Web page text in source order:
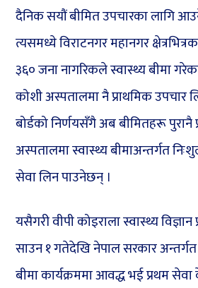
दैनिक सयौं बीमित उपचारका लागि
त्यसमध्ये विराटनगर महानगर
३६० जना नागरिकले स्वास्थ्य बीमा
कोशी अस्पतालमा नै प्राथमिक उपचार
बोर्डको निर्णयसँगै अब बीमितहरू
अस्पतालमा स्वास्थ्य बीमाअन्तर्गत
सेवा लिन पाउनेछन् ।
यसैगरी वीपी कोइराला स्वास्थ्य विज्ञान
साउन १ गतेदेखि नेपाल सरकार अन्तर्गत
बीमा कार्यक्रममा आवद्ध भई प्रथम